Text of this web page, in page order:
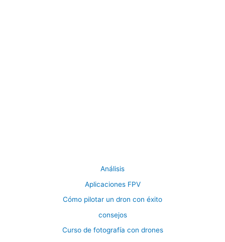
Análisis
Aplicaciones FPV
Cómo pilotar un dron con éxito
consejos
Curso de fotografía con drones